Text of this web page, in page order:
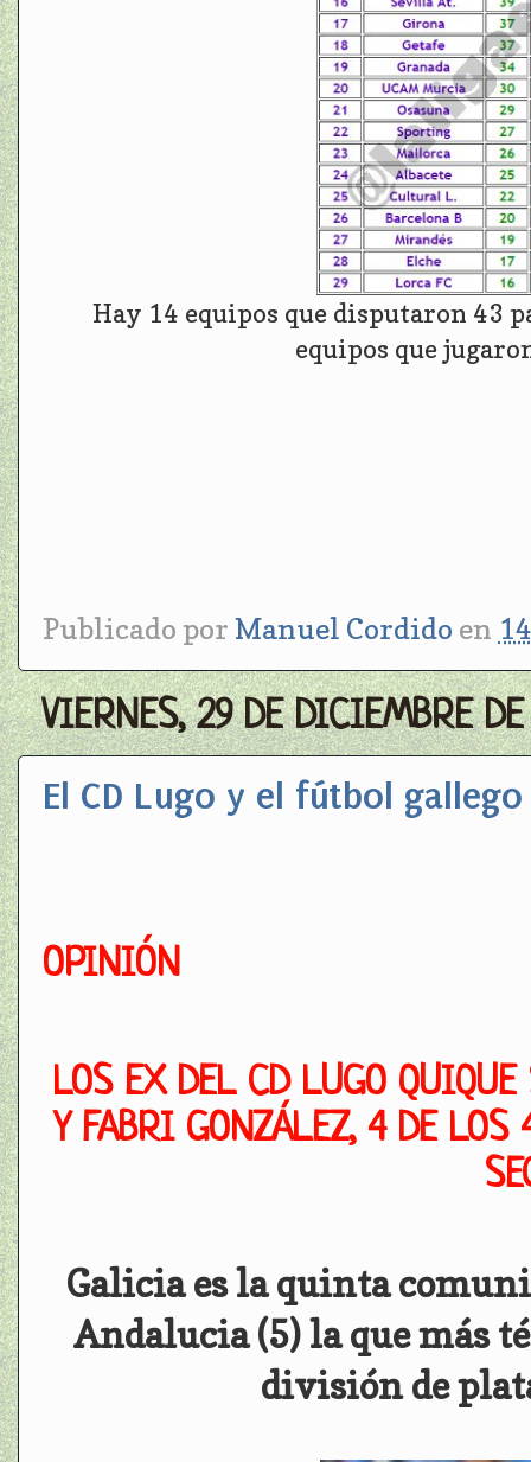
Hay 14 equipos que disputaron 43
equipos que
Publicado por Manuel Cordido en
VIERNES, 29 DE DICIEMBRE
El CD Lugo y el fútbol
OPINIÓN
LOS EX DEL CD LUGO
Y FABRI GONZÁLEZ, 4 DE
Galicia es la quinta
Andalucia (5) la que más
división de